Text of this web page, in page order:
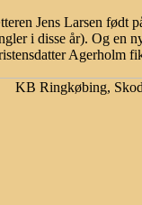
Jens Larsen født
i disse år). Og en
Agerholm